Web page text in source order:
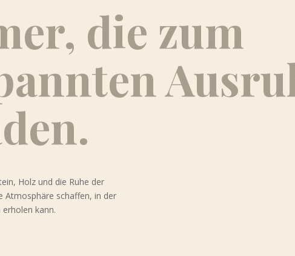
die zum
Holz und die Ruhe der
Atmosphäre schaffen, in der
kann.